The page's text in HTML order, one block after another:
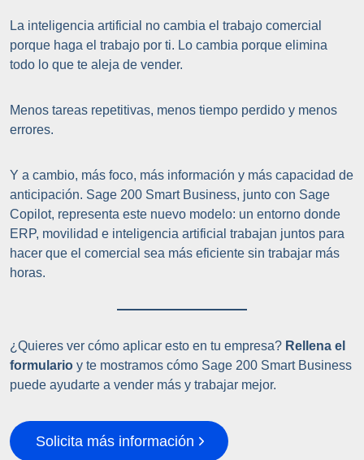
La inteligencia artificial no cambia el trabajo comercial
porque haga el trabajo por ti. Lo cambia porque elimina
todo lo que te aleja de vender.
Menos tareas repetitivas, menos tiempo perdido y menos
errores.
Y a cambio, más foco, más información y más capacidad de
anticipación. Sage 200 Smart Business, junto con Sage
Copilot, representa este nuevo modelo: un entorno donde
ERP, movilidad e inteligencia artificial trabajan juntos para
hacer que el comercial sea más eficiente sin trabajar más
horas.
¿Quieres ver cómo aplicar esto en tu empresa? Rellena el
formulario y te mostramos cómo Sage 200 Smart Business
puede ayudarte a vender más y trabajar mejor.
Solicita más información